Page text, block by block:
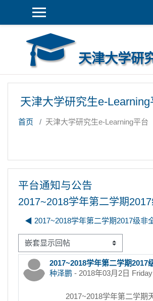
天津大学研
天津大学研究生e-Learning
首页 天津大学研究生e-Learning平台
平台通知与公告
2017~2018学年第二学期
◀︎ 2017~2018学年第二学期2017级非
显示模式
2017~2018学年第二学期2017
种泽鹏 - 2018年03月2日
回帖数：0
2017~2018学年第二学期天